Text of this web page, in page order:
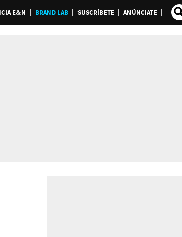
E&N BRAND LAB SUSCRÍBETE ANÚNCIATE